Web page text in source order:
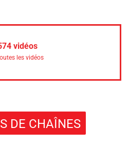
vidéos
les vidéos
DE CHAÎNES